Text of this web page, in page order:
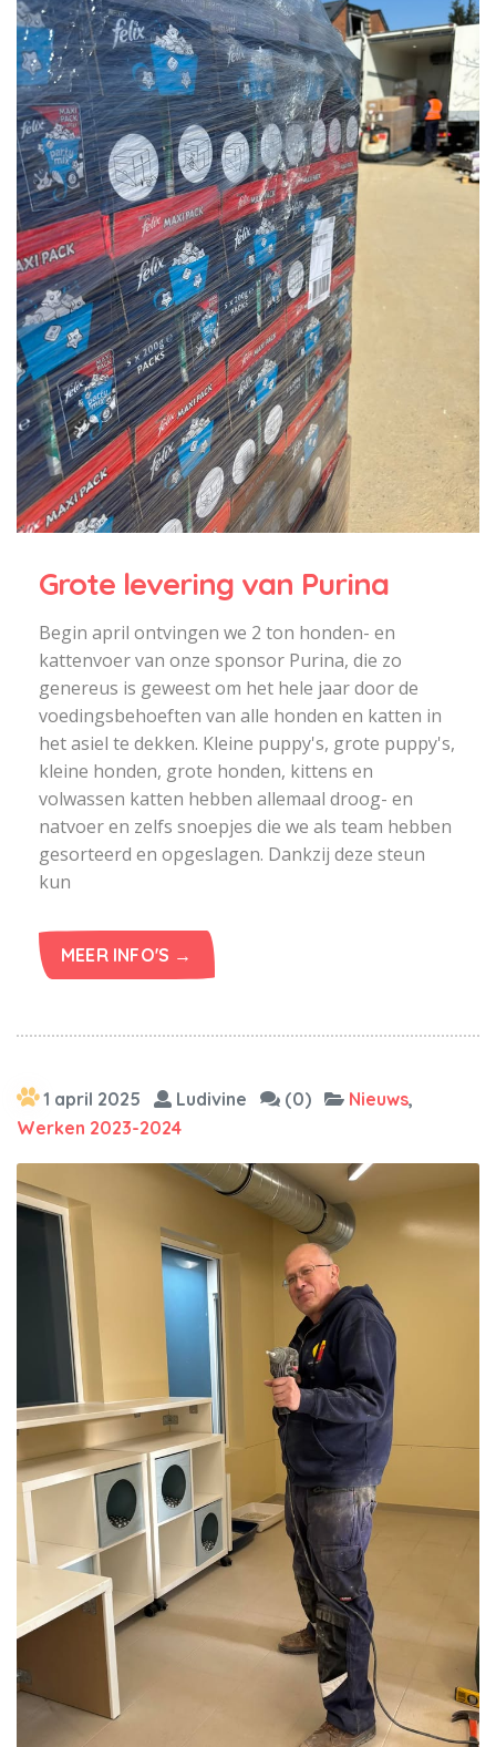
Grote levering van Purina
Begin april ontvingen we 2 ton honden- en
kattenvoer van onze sponsor Purina, die zo
genereus is geweest om het hele jaar door de
voedingsbehoeften van alle honden en katten in
het asiel te dekken. Kleine puppy's, grote puppy's,
kleine honden, grote honden, kittens en
volwassen katten hebben allemaal droog- en
natvoer en zelfs snoepjes die we als team hebben
gesorteerd en opgeslagen. Dankzij deze steun
kun
MEER INFO'S →
1 april 2025 Ludivine (0) Nieuws,
Werken 2023-2024